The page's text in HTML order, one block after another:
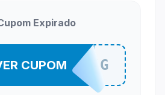
Expirado
MECOCGJHG
CUPOM